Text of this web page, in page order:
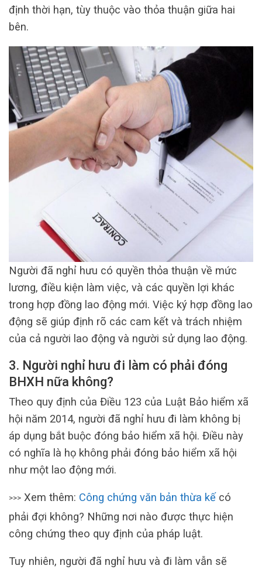
định thời hạn, tùy thuộc vào thỏa thuận giữa hai
bên.
Người đã nghỉ hưu có quyền thỏa thuận về mức
lương, điều kiện làm việc, và các quyền lợi khác
trong hợp đồng lao động mới. Việc ký hợp đồng lao
động sẽ giúp định rõ các cam kết và trách nhiệm
của cả người lao động và người sử dụng lao động.
3. Người nghỉ hưu đi làm có phải đóng
BHXH nữa không?
Theo quy định của Điều 123 của Luật Bảo hiểm xã
hội năm 2014, người đã nghỉ hưu đi làm không bị
áp dụng bắt buộc đóng bảo hiểm xã hội. Điều này
có nghĩa là họ không phải đóng bảo hiểm xã hội
như một lao động mới.
>>> Xem thêm: Công chứng văn bản thừa kế có
phải đợi không? Những nơi nào được thực hiện
công chứng theo quy định của pháp luật.
Tuy nhiên, người đã nghỉ hưu và đi làm vẫn sẽ